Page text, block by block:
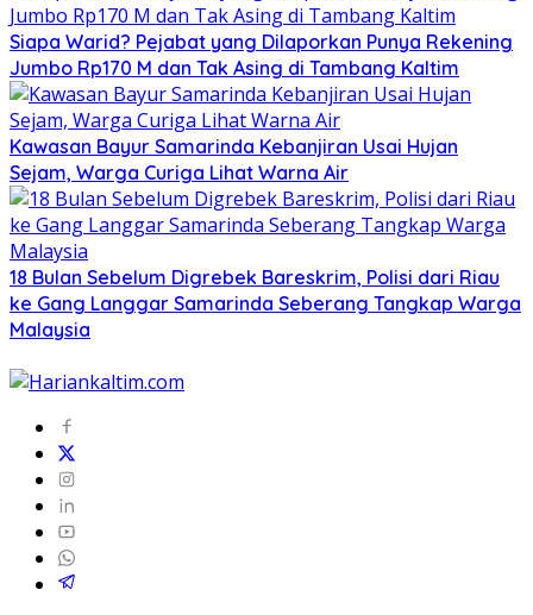
Siapa Warid? Pejabat yang Dilaporkan Punya Rekening
Jumbo Rp170 M dan Tak Asing di Tambang Kaltim
Kawasan Bayur Samarinda Kebanjiran Usai Hujan
Sejam, Warga Curiga Lihat Warna Air
18 Bulan Sebelum Digrebek Bareskrim, Polisi dari Riau
ke Gang Langgar Samarinda Seberang Tangkap Warga
Malaysia